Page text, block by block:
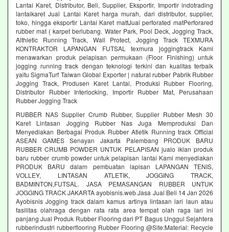
Lantai Karet, Distributor, Beli, Supplier, Eksportir, Importir indotrading
lantaikaret Jual Lantai Karet harga murah, dari distributor, supplier,
toko, hingga eksportir Lantai Karet mattJual perforated matPerforared
rubber mat ( karpet berlubang. Water Park, Pool Deck, Jogging Track,
Althletic Running Track, Wall Protect, Jogging Track TEXMURA
KONTRAKTOR LAPANGAN FUTSAL texmura joggingtrack Kami
menawarkan produk pelapisan permukaan (Floor Finishing) untuk
jogging running track dengan teknologi terkini dan kualitas terbaik
yaitu SigmaTurf Taiwan Global Exporter | natural rubber Pabrik Rubber
Jogging Track, Produsen Karet Lantai, Produksi Rubber Flooring,
Distributor Rubber Interlocking, Importir Rubber Mat, Perusahaan
Rubber Jogging Track
RUBBER NAS Supplier Crumb Rubber, Supplier Rubber Mesh 30
Karet Lintasan Jogging Rubber Nas Juga Memproduksi Dan
Menyediakan Berbagai Produk Rubber Atletik Running track Official
ASEAN GAMES Senayan Jakarta Palembang PRODUK BARU
RUBBER CRUMB POWDER UNTUK PELAPISAN jualo iklan produk
baru rubber crumb powder untuk pelapisan lantai Kami menyediakan
PRODUK BARU dalam pembuatan lapisan LAPANGAN TENIS,
VOLLEY, LINTASAN ATLETIK, JOGGING TRACK,
BADMINTON,FUTSAL. JASA PEMASANGAN RUBBER UNTUK
JOGGING TRACK JAKARTA ayobisnis.web Jasa Jual Beli 14 Jan 2026
Ayobisnis Jogging track dalam kamus artinya lintasan lari laun atau
fasilitas olahraga dengan rata rata area tempat olah raga lari ini
panjang Jual Produk Rubber Flooring dari PT Bagus Unggul Sejahtera
rubberindustri rubberflooring Rubber Flooring @Site:Material: Recycle